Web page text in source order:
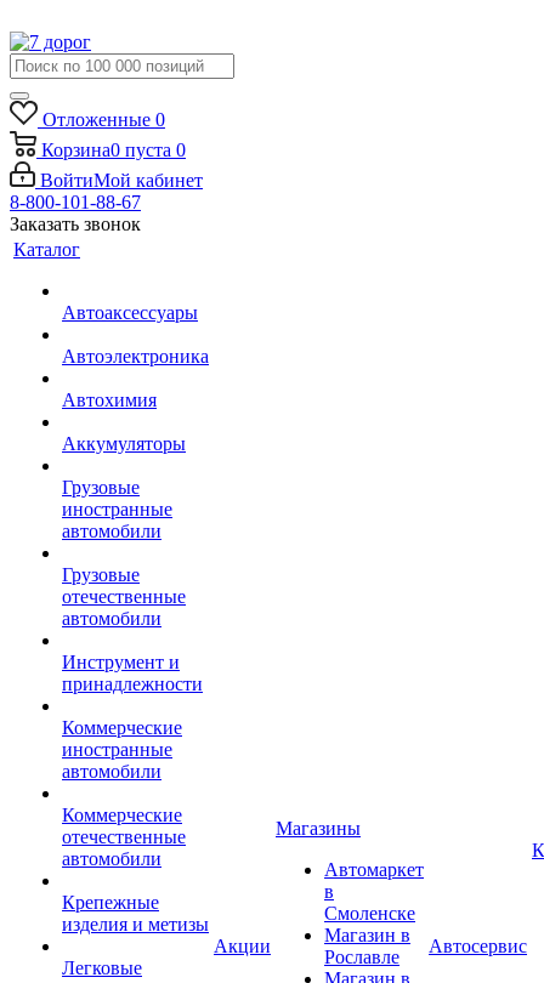
Отложенные 0
Корзина0 пуста 0
ВойтиМой кабинет
8-800-101-88-67
Заказать звонок
Каталог
Автоаксессуары
Автоэлектроника
Автохимия
Аккумуляторы
Грузовые
иностранные
автомобили
Грузовые
отечественные
автомобили
Инструмент и
принадлежности
Коммерческие
иностранные
автомобили
Коммерческие
отечественные
автомобили
Крепежные
изделия и метизы
Легковые
Акции
Магазины
Автомаркет
в
Смоленске
Магазин в
Рославле
Магазин в
Автосервис